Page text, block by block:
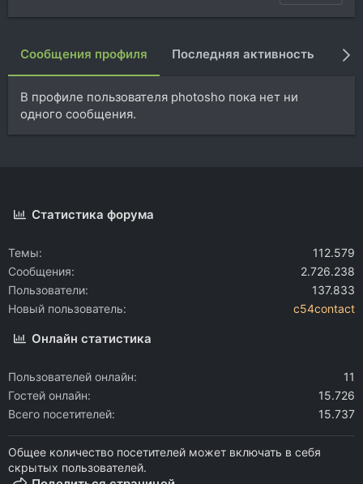
Сообщения профиля Последняя активность
В профиле пользователя photosho пока нет ни
одного сообщения.
Статистика форума
Темы
112.579
Сообщения
2.726.238
Пользователи
137.833
Новый пользователь
c54contact
Онлайн статистика
Пользователей онлайн
11
Гостей онлайн
15.726
Всего посетителей
15.737
Общее количество посетителей может включать в себя
скрытых пользователей.